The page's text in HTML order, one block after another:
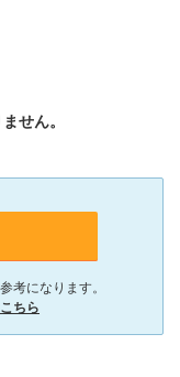
せん。
考になります。
ちら